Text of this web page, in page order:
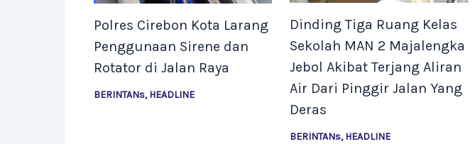
Polres Cirebon Kota Larang
Penggunaan Sirene dan
Rotator di Jalan Raya
BERINTANs,HEADLINE
Dinding Tiga Ruang Kelas
Sekolah MAN 2 Majalengka
Jebol Akibat Terjang Aliran
Air Dari Pinggir Jalan Yang
Deras
BERINTANs,HEADLINE